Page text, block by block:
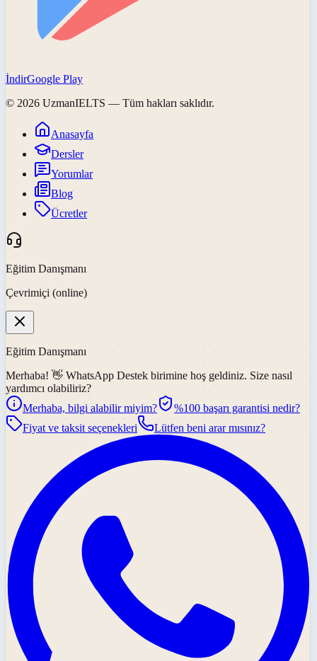
İndirGoogle Play
© 2026 UzmanIELTS — Tüm hakları saklıdır.
Anasayfa
Dersler
Yorumlar
Blog
Ücretler
Eğitim Danışmanı
Çevrimiçi (online)
Eğitim Danışmanı
Merhaba! 👋 WhatsApp Destek birimine hoş geldiniz. Size nasıl
yardımcı olabiliriz?
Merhaba, bilgi alabilir miyim?
%100 başarı garantisi nedir?
Fiyat ve taksit seçenekleri
Lütfen beni arar mısınız?